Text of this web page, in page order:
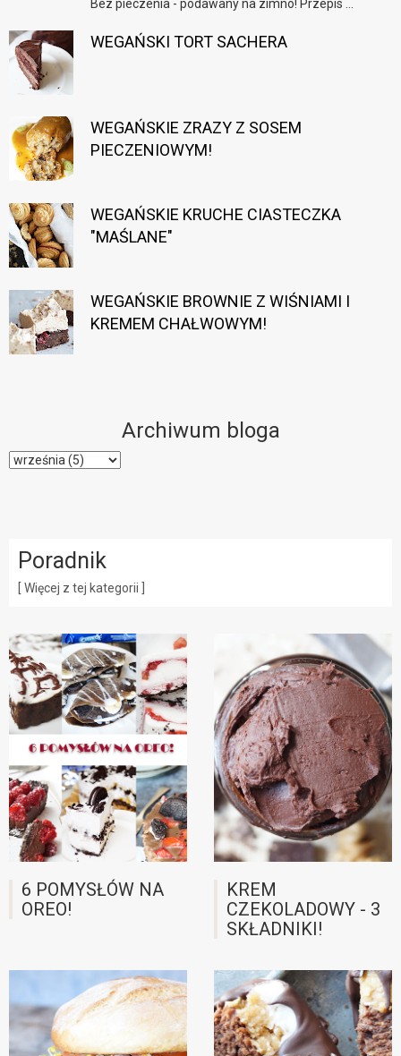
Bez pieczenia - podawany na zimno! Przepis ...
WEGAŃSKI TORT SACHERA
WEGAŃSKIE ZRAZY Z SOSEM
PIECZENIOWYM!
WEGAŃSKIE KRUCHE CIASTECZKA
"MAŚLANE"
WEGAŃSKIE BROWNIE Z WIŚNIAMI I
KREMEM CHAŁWOWYM!
Archiwum bloga
Poradnik
[ Więcej z tej kategorii ]
6 POMYSŁÓW NA
OREO!
KREM
CZEKOLADOWY - 3
SKŁADNIKI!